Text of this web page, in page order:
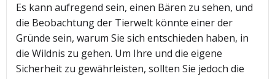
Es kann aufregend sein, einen Bären zu sehen, und
die Beobachtung der Tierwelt könnte einer der
Gründe sein, warum Sie sich entschieden haben, in
die Wildnis zu gehen. Um Ihre und die eigene
Sicherheit zu gewährleisten, sollten Sie jedoch die